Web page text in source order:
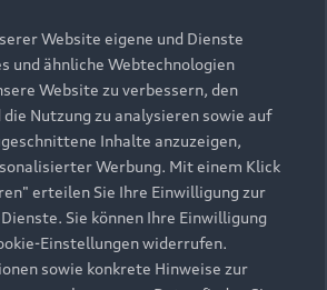
Website eigene und Dienste
und ähnliche Webtechnologien
Website zu verbessern, den
Nutzung zu analysieren sowie auf
Inhalte anzuzeigen,
Werbung. Mit einem Klick
erteilen Sie Ihre Einwilligung zur
Sie können Ihre Einwilligung
Einstellungen widerrufen.
sowie konkrete Hinweise zur